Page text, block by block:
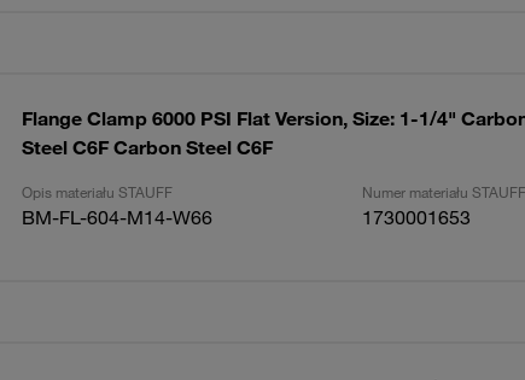
Flange Clamp 6000 PSI Flat Version, Size: 1-1/4"
Steel C6F Carbon Steel C6F
Opis materiału STAUFF Numer materiału STAUFF
BM-FL-604-M14-W66 1730001653